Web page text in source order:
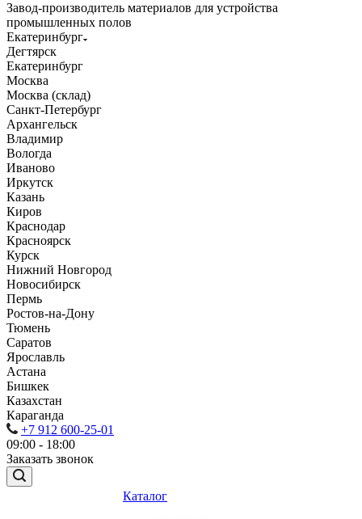
Завод-производитель материалов для устройства
промышленных полов
Екатеринбург
Дегтярск
Екатеринбург
Москва
Москва (склад)
Санкт-Петербург
Архангельск
Владимир
Вологда
Иваново
Иркутск
Казань
Киров
Краснодар
Красноярск
Курск
Нижний Новгород
Новосибирск
Пермь
Ростов-на-Дону
Тюмень
Саратов
Ярославль
Астана
Бишкек
Казахстан
Караганда
+7 912 600-25-01
09:00 - 18:00
Заказать звонок
Каталог